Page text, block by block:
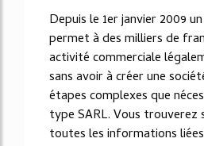
Depuis le 1er janvier 2009
permet à des milliers de
activité commerciale
sans avoir à créer une
étapes complexes que
type SARL. Vous trouverez
toutes les informations